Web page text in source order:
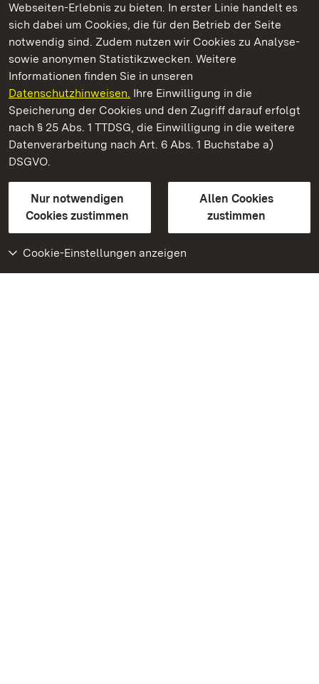
Webseiten-Erlebnis zu bieten. In erster Linie handelt es
sich dabei um Cookies, die für den Betrieb der Seite
notwendig sind. Zudem nutzen wir Cookies zu Analyse-
sowie anonymen Statistikzwecken. Weitere
Informationen finden Sie in unseren
Datenschutzhinweisen. Ihre Einwilligung in die
Speicherung der Cookies und den Zugriff darauf erfolgt
nach § 25 Abs. 1 TTDSG, die Einwilligung in die weitere
Datenverarbeitung nach Art. 6 Abs. 1 Buchstabe a)
DSGVO.
Nur notwendigen
Cookies zustimmen
Allen Cookies
zustimmen
Cookie-Einstellungen anzeigen
Kommen. Staunen. Genießen.
Staatliche Schlösser und Gärten Baden‑Württemberg
Staatliche Schlösser und Gärten Baden-Württemberg
Kontakt
GebärdenspracheLeichte Sprache
Erklärung zur Barrierefreiheit
BITV-konform (geprüfte Seiten)
Weiteres